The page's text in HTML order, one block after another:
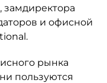
замдиректора
и офисной
рынка
пользуются